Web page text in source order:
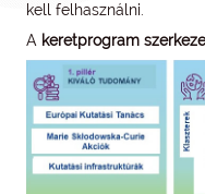
kell felhasználni.
A keretprogram